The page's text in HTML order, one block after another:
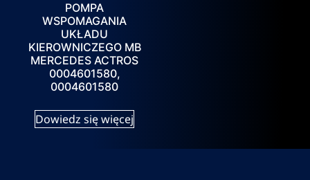
POMPA
WSPOMAGANIA
UKŁADU
KIEROWNICZEGO MB
MERCEDES ACTROS
0004601580,
0004601580
Dowiedz się więcej